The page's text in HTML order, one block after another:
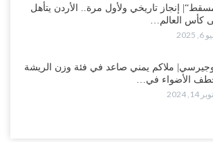
إنجاز تاريخي ولأول مرة.. الأردن يتأهل
كأس العالم…
2025
ملاكم يمني صاعد في فئة وزن الريشة
الأضواء في…
14, 2024